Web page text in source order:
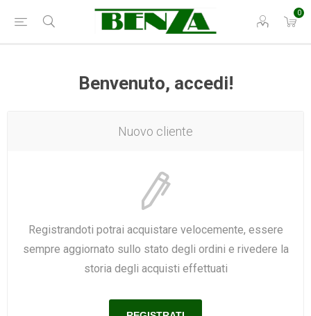
0
Benvenuto, accedi!
Nuovo cliente
Registrandoti potrai acquistare velocemente, essere
sempre aggiornato sullo stato degli ordini e rivedere la
storia degli acquisti effettuati